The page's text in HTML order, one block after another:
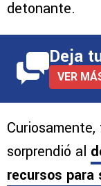
detonante.
Deja
VER
sorprendió al
recursos para